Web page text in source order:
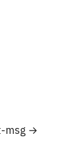
msg →